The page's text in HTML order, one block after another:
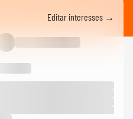
sobre cenas de beijo em
da...
Michelle Barros diz que
Phoenix não...
Editar interesses →